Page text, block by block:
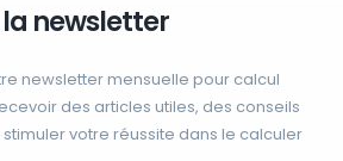
newsletter
newsletter mensuelle pour calcul
des articles utiles, des conseils
votre réussite dans le calculer